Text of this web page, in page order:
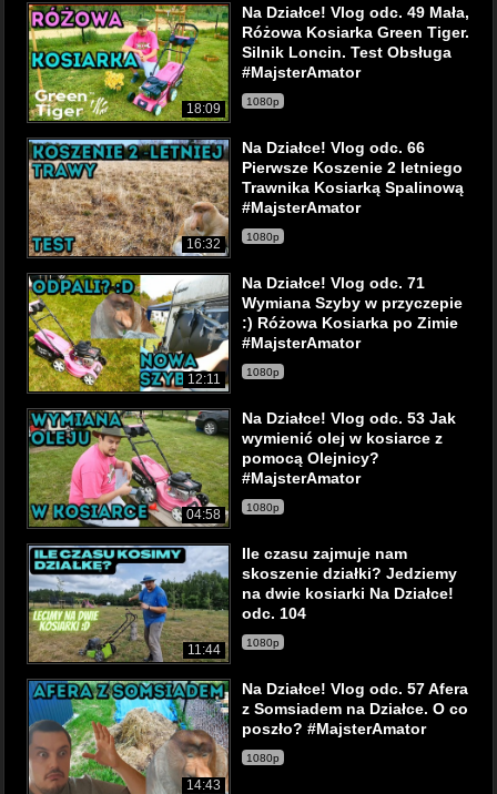
18:09
Na Działce! Vlog odc. 49 Mała,
Różowa Kosiarka Green Tiger.
Silnik Loncin. Test Obsługa
#MajsterAmator
1080p
16:32
Na Działce! Vlog odc. 66
Pierwsze Koszenie 2 letniego
Trawnika Kosiarką Spalinową
#MajsterAmator
1080p
12:11
Na Działce! Vlog odc. 71
Wymiana Szyby w przyczepie
:) Różowa Kosiarka po Zimie
#MajsterAmator
1080p
04:58
Na Działce! Vlog odc. 53 Jak
wymienić olej w kosiarce z
pomocą Olejnicy?
#MajsterAmator
1080p
11:44
Ile czasu zajmuje nam
skoszenie działki? Jedziemy
na dwie kosiarki Na Działce!
odc. 104
1080p
14:43
Na Działce! Vlog odc. 57 Afera
z Somsiadem na Działce. O co
poszło? #MajsterAmator
1080p